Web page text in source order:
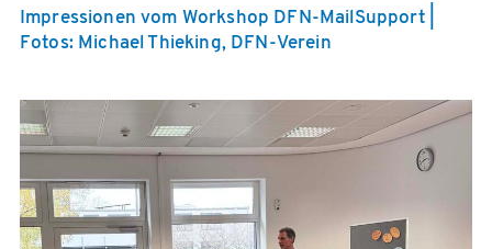
Impressionen vom Workshop DFN-MailSupport |
Fotos: Michael Thieking, DFN-Verein